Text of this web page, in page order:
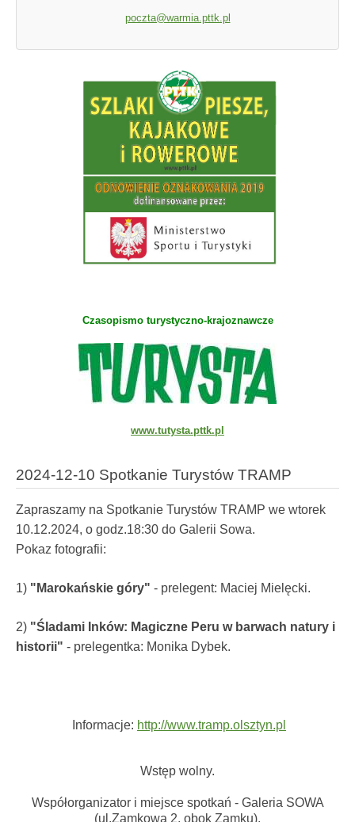
poczta@warmia.pttk.pl
Czasopismo turystyczno-krajoznawcze
www.tutysta.pttk.pl
2024-12-10 Spotkanie Turystów TRAMP
Zapraszamy na Spotkanie Turystów TRAMP we wtorek
10.12.2024, o godz.18:30 do Galerii Sowa.
Pokaz fotografii:
1) "Marokańskie góry" - prelegent: Maciej Mielęcki.
2) "Śladami Inków: Magiczne Peru w barwach natury i
historii" - prelegentka: Monika Dybek.
Informacje: http://www.tramp.olsztyn.pl
Wstęp wolny.
Współorganizator i miejsce spotkań - Galeria SOWA
(ul.Zamkowa 2, obok Zamku).